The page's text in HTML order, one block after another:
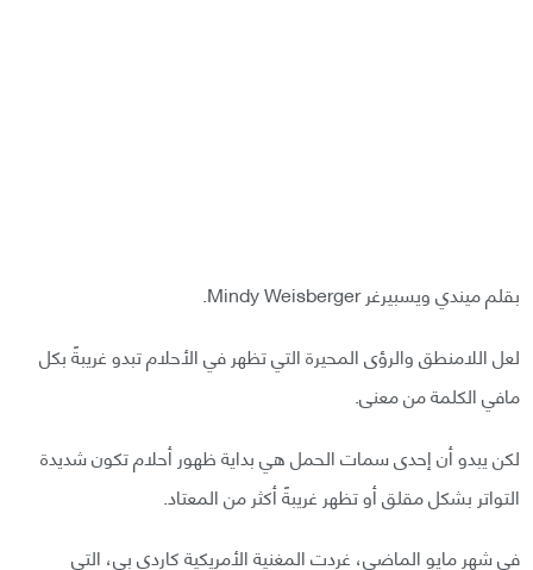
بقلم ميندي ويسبيرغر Mindy Weisberger.
لعل اللامنطق والرؤى المحيرة التي تظهر في الأحلام تبدو غريبةً بكل
مافي الكلمة من معنى.
لكن يبدو أن إحدى سمات الحمل هي بداية ظهور أحلام تكون شديدة
التواتر بشكل مقلق أو تظهر غريبةً أكثر من المعتاد.
في شهر مايو الماضي، غردت المغنية الأمريكية كاردي بي، التي